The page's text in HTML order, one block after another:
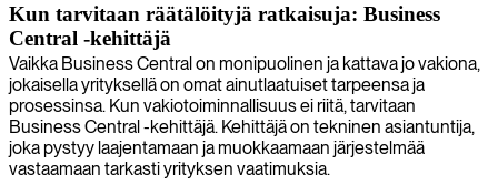
Kun tarvitaan räätälöityjä ratkaisuja: Business
Central -kehittäjä
Vaikka Business Central on monipuolinen ja kattava jo vakiona,
jokaisella yrityksellä on omat ainutlaatuiset tarpeensa ja
prosessinsa. Kun vakiotoiminnallisuus ei riitä, tarvitaan
Business Central -kehittäjä. Kehittäjä on tekninen asiantuntija,
joka pystyy laajentamaan ja muokkaamaan järjestelmää
vastaamaan tarkasti yrityksen vaatimuksia.